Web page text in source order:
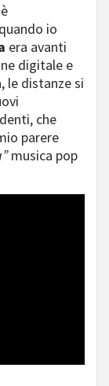
io
era avanti
digitale e
le distanze si
che
parere
musica pop